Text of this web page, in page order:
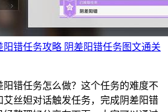
阳错任务攻略 阴差阳错任务图文通关
阳错任务怎么做？这个任务的难度不
艾丝妲对话触发任务，完成阴差阳错